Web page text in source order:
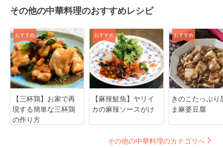
その他の中華料理のおすすめレシピ
おすすめ
【三杯鶏】お家で再
現する簡単な三杯鶏
の作り方
おすすめ
【麻辣魷魚】ヤリイ
カの麻辣ソースがけ
おすすめ
きのこたっぷり
ま麻婆豆腐
その他の中華料理のカテゴリへ